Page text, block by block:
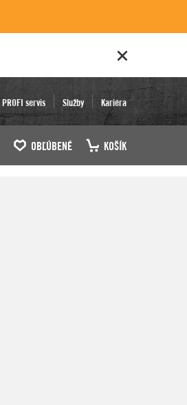
PROFI servis Služby Kariéra
OBĽÚBENÉ KOŠÍK